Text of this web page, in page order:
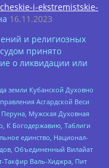
i-ekstremistskie-
16.11.2023
и религиозных
принято
о ликвидации или
земли Кубанской Духовно
Асгардской Веси
Мужская Духовная
К Богодержавию, Таблиги
единство, Национал-
Объединенный Вилайат
Такфир Валь-Хиджра, Пит